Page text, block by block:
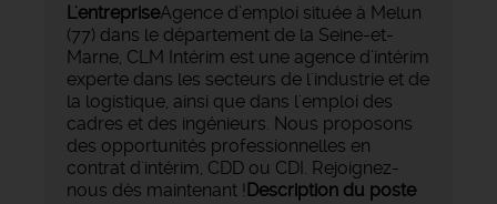
L'entrepriseAgence d’emploi située à Melun
(77) dans le département de la Seine-et-
Marne, CLM Intérim est une agence d’intérim
experte dans les secteurs de l'industrie et de
la logistique, ainsi que dans l'emploi des
cadres et des ingénieurs. Nous proposons
des opportunités professionnelles en
contrat d'intérim, CDD ou CDI. Rejoignez-
nous dès maintenant ! Description du poste